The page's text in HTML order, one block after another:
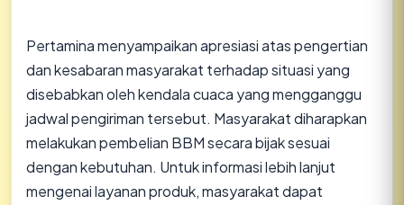
​Pertamina menyampaikan apresiasi atas pengertian
dan kesabaran masyarakat terhadap situasi yang
disebabkan oleh kendala cuaca yang mengganggu
jadwal pengiriman tersebut. Masyarakat diharapkan
melakukan pembelian BBM secara bijak sesuai
dengan kebutuhan. Untuk informasi lebih lanjut
mengenai layanan produk, masyarakat dapat